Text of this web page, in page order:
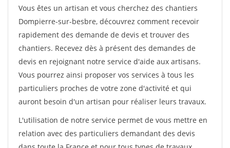
Vous êtes un artisan et vous cherchez des chantiers
Dompierre-sur-besbre, découvrez comment recevoir
rapidement des demande de devis et trouver des
chantiers. Recevez dès à présent des demandes de
devis en rejoignant notre service d'aide aux artisans.
Vous pourrez ainsi proposer vos services à tous les
particuliers proches de votre zone d'activité et qui
auront besoin d'un artisan pour réaliser leurs travaux.
L'utilisation de notre service permet de vous mettre en
relation avec des particuliers demandant des devis